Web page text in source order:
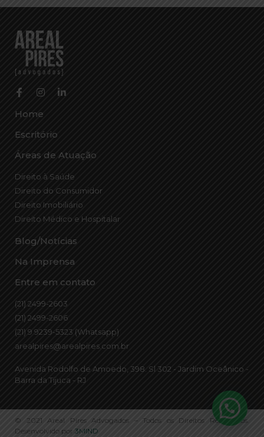
Home
Escritório
Áreas de Atuação
Direito à Saúde
Direito do Consumidor
Direito Imobiliário
Direito Médico e Hospitalar
Blog/Notícias
Na Imprensa
Entre em contato
(21) 2499-2603
(21) 2499-2606
(21) 9 9239-5323 (Whatsapp)
arealpires@arealpires.com.br
Avenida Rodolfo de Amoedo, 398. Sl 302 - Jardim Oceânico -
Barra da Tijuca - RJ
© 2021 Areal Pires Advogados – Todos os Direitos Reservados.
Desenvolvido por 3MIND